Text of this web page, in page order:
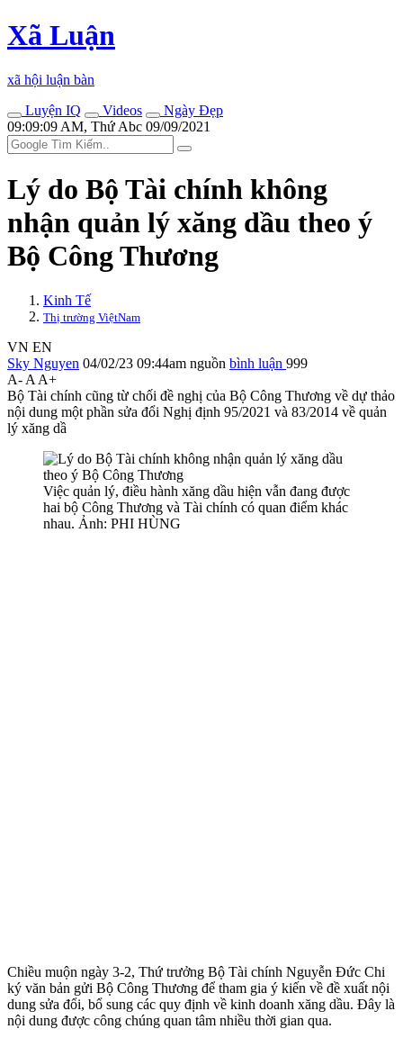
Xã Luận
xã hội luận bàn
Luyện IQ
Videos
Ngày Đẹp
09:09:09 AM, Thứ Abc 09/09/2021
Lý do Bộ Tài chính không
nhận quản lý xăng dầu theo ý
Bộ Công Thương
Kinh Tế
Thị trường ViệtNam
VN EN
Sky Nguyen 04/02/23 09:44am nguồn bình luận 999
A- A A+
Bộ Tài chính cũng từ chối đề nghị của Bộ Công Thương về dự thảo
nội dung một phần sửa đổi Nghị định 95/2021 và 83/2014 về quản
lý xăng dầ
Việc quản lý, điều hành xăng dầu hiện vẫn đang được
hai bộ Công Thương và Tài chính có quan điểm khác
nhau. Ảnh: PHI HÙNG
Chiều muộn ngày 3-2, Thứ trưởng Bộ Tài chính Nguyễn Đức Chi
ký văn bản gửi Bộ Công Thương để tham gia ý kiến về đề xuất nội
dung sửa đổi, bổ sung các quy định về kinh doanh xăng dầu. Đây là
nội dung được công chúng quan tâm nhiều thời gian qua.